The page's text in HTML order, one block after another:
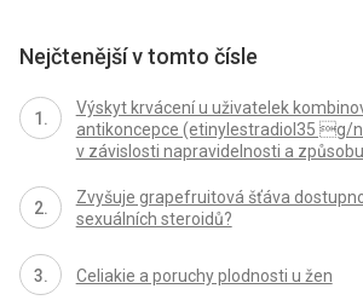
Nejčtenější v tomto čísle
Výskyt krvácení u uživatelek
antikoncepce (etinylestradiol35 g/
v závislosti napravidelnosti a
Zvyšuje grapefruitová šťáva
sexuálních steroidů?
Celiakie a poruchy plodnosti u žen